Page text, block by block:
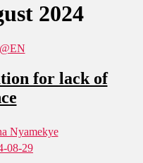
2024
for lack of
Nyamekye
08-29